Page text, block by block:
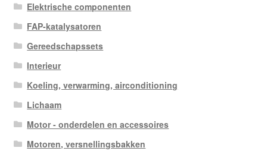
Elektrische componenten
FAP-katalysatoren
Gereedschapssets
Interieur
Koeling, verwarming, airconditioning
Lichaam
Motor - onderdelen en accessoires
Motoren, versnellingsbakken